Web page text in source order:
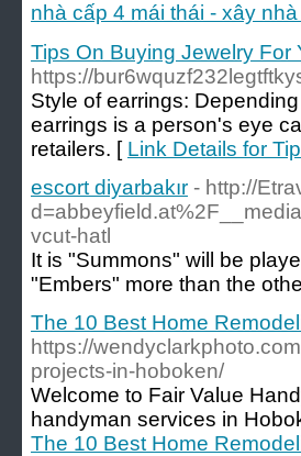
nhà cấp 4 mái thái - xây
Tips On Buying Jewelry For
https://
Style of earrings:
earrings is a person's eye
retailers. [ Link Details for
escort diyarbakır - http://
vcut-hatl
It is "Summons" will be
"Embers" more than the
The 10 Best Home
https://
projects-in-hoboken/
Welcome to Fair Value
handyman services in
The 10 Best Home